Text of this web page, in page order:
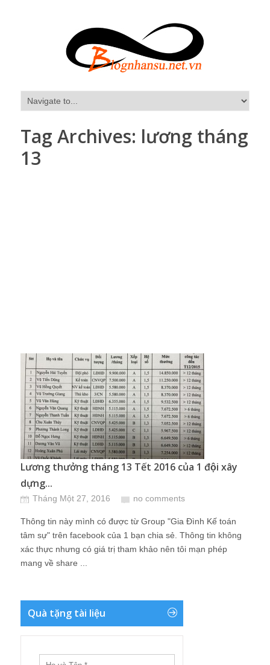
Tag Archives: lương tháng
13
Lương thưởng tháng 13 Tết 2016 của 1 đội xây
dựng...
Tháng Một 27, 2016 no comments
Thông tin này mình có được từ Group "Gia Đình Kế toán
tâm sự" trên facebook của 1 bạn chia sẻ. Thông tin không
xác thực nhưng có giá trị tham khảo nên tôi mạn phép
mang về share ...
Quà tặng tài liệu